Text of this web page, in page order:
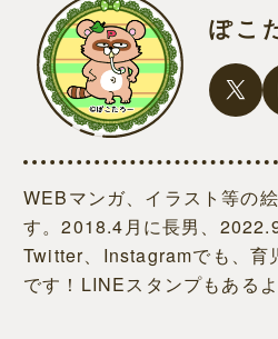
ぽこ
WEBマンガ、イラスト等の
す。2018.4月に長男、
Twitter、Instagramでも、育
です！LINEスタンプもあるよ